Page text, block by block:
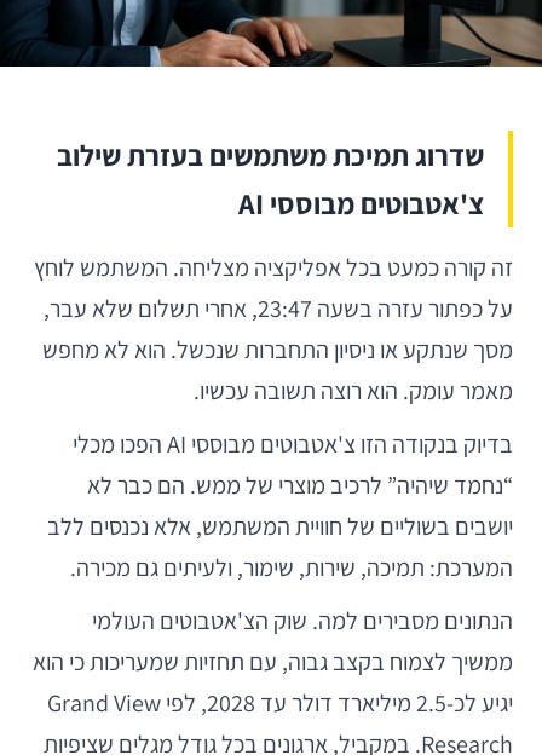
שדרוג תמיכת משתמשים בעזרת שילוב
צ'אטבוטים מבוססי AI
זה קורה כמעט בכל אפליקציה מצליחה. המשתמש לוחץ
על כפתור עזרה בשעה 23:47, אחרי תשלום שלא עבר,
מסך שנתקע או ניסיון התחברות שנכשל. הוא לא מחפש
מאמר עומק. הוא רוצה תשובה עכשיו.
בדיוק בנקודה הזו צ'אטבוטים מבוססי AI הפכו מכלי
“נחמד שיהיה” לרכיב מוצרי של ממש. הם כבר לא
יושבים בשוליים של חוויית המשתמש, אלא נכנסים ללב
המערכת: תמיכה, שירות, שימור, ולעיתים גם מכירה.
הנתונים מסבירים למה. שוק הצ'אטבוטים העולמי
ממשיך לצמוח בקצב גבוה, עם תחזיות שמעריכות כי הוא
יגיע לכ-2.5 מיליארד דולר עד 2028, לפי Grand View
Research. במקביל, ארגונים בכל גודל מגלים שציפיות